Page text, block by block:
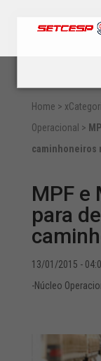
Home >
Operacional >
caminhoneiros
MPF e
para
13/01/2015 -
-Núcleo